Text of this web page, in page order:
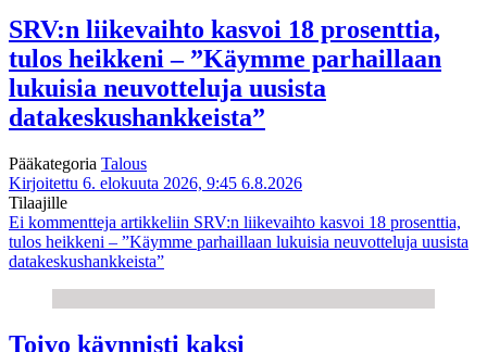
SRV:n liikevaihto kasvoi 18 prosenttia,
tulos heikkeni – ”Käymme parhaillaan
lukuisia neuvotteluja uusista
datakeskushankkeista”
Pääkategoria Talous
Kirjoitettu 6. elokuuta 2026, 9:45 6.8.2026
Tilaajille
Ei kommentteja artikkeliin SRV:n liikevaihto kasvoi 18 prosenttia,
tulos heikkeni – ”Käymme parhaillaan lukuisia neuvotteluja uusista
datakeskushankkeista”
Toivo käynnisti kaksi